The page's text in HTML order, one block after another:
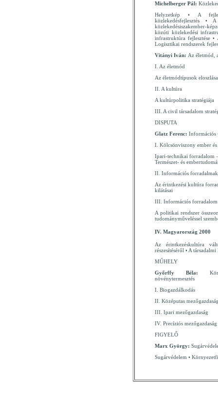
Michelberger Pál:
Helyzetkép • A
közlekedésfejlesztés •
közlekedésiszakember-
közúti közlekedési
infrastruktúra fejlesztése
Logisztikai rendszerek
Vitányi Iván: Az életmód,
I. Az életmód
Az életmódtípusok
II. A kultúra
A kultúrpolitika stratégiája
III. A civil társadalom
DISPUTA
Glatz Ferenc: Információs
I. Kölcsönviszony ember
Ipari-technikai forradalom
Természet- és
II. Információs
Az érintkezési kultúra
kilátásai
III. Információs forradalom
A politikai rendszer
tudományműveléssel
IV. Magyarország 2000
Az érintkezéskultúra
részesítéséről • A
MŰHELY
Győrffy Béla:
növénytermesztés
I. Biogazdálkodás
II. Középutas
III. Ipari mezőgazdaság
IV. Precíziós mezőgazdaság
FIGYELŐ
Marx György:
Sugárvédelem •